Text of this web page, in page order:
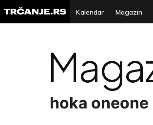
Kalendar Magazin
hoka oneone